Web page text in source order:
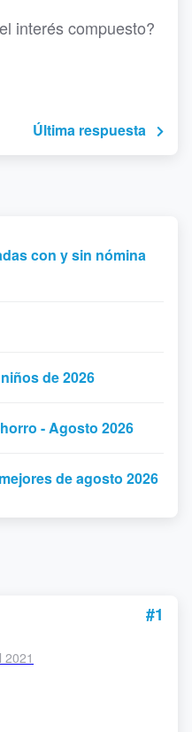
interés compuesto?
Última respuesta
con y sin nómina
de 2026
- Agosto 2026
de agosto 2026
#1
2021